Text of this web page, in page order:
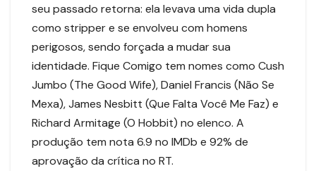
seu passado retorna: ela levava uma vida dupla
como stripper e se envolveu com homens
perigosos, sendo forçada a mudar sua
identidade. Fique Comigo tem nomes como Cush
Jumbo (The Good Wife), Daniel Francis (Não Se
Mexa), James Nesbitt (Que Falta Você Me Faz) e
Richard Armitage (O Hobbit) no elenco. A
produção tem nota 6.9 no IMDb e 92% de
aprovação da crítica no RT.